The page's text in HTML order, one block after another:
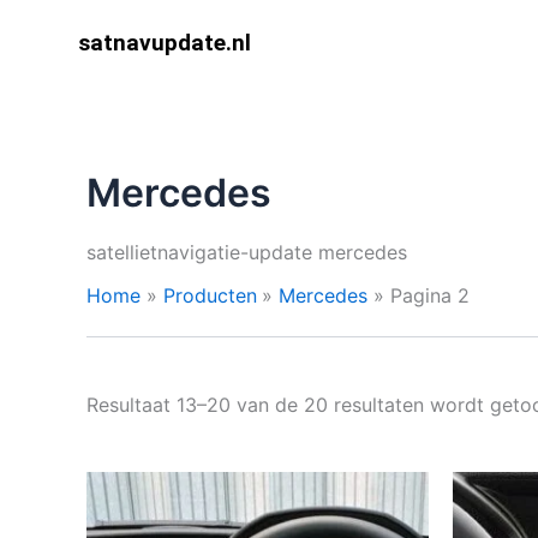
satnavupdate.nl
Mercedes
satellietnavigatie-update mercedes
Home
Producten Mercedes Pagina 2
Resultaat 13–20 van de 20 resultaten wordt
Prijsklasse:
€ 9,99
tot
product